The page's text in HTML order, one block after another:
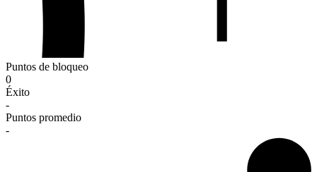
Puntos de bloqueo
0
Éxito
-
Puntos promedio
-